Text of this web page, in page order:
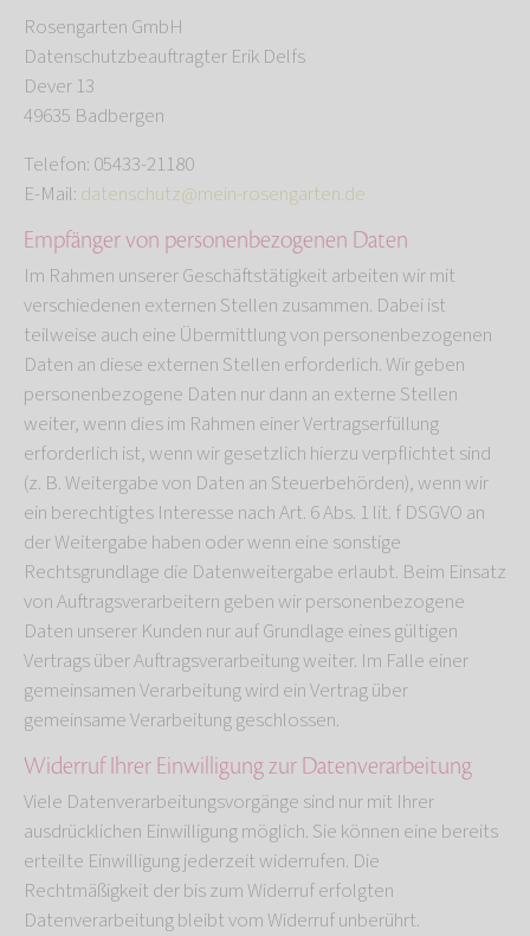
Rosengarten GmbH
Datenschutzbeauftragter Erik Delfs
Dever 13
49635 Badbergen
Telefon: 05433-21180
E-Mail: datenschutz@mein-rosengarten.de
Empfänger von personenbezogenen Daten
Im Rahmen unserer Geschäftstätigkeit arbeiten wir mit
verschiedenen externen Stellen zusammen. Dabei ist
teilweise auch eine Übermittlung von personenbezogenen
Daten an diese externen Stellen erforderlich. Wir geben
personenbezogene Daten nur dann an externe Stellen
weiter, wenn dies im Rahmen einer Vertragserfüllung
erforderlich ist, wenn wir gesetzlich hierzu verpflichtet sind
(z. B. Weitergabe von Daten an Steuerbehörden), wenn wir
ein berechtigtes Interesse nach Art. 6 Abs. 1 lit. f DSGVO an
der Weitergabe haben oder wenn eine sonstige
Rechtsgrundlage die Datenweitergabe erlaubt. Beim Einsatz
von Auftragsverarbeitern geben wir personenbezogene
Daten unserer Kunden nur auf Grundlage eines gültigen
Vertrags über Auftragsverarbeitung weiter. Im Falle einer
gemeinsamen Verarbeitung wird ein Vertrag über
gemeinsame Verarbeitung geschlossen.
Widerruf Ihrer Einwilligung zur Datenverarbeitung
Viele Datenverarbeitungsvorgänge sind nur mit Ihrer
ausdrücklichen Einwilligung möglich. Sie können eine bereits
erteilte Einwilligung jederzeit widerrufen. Die
Rechtmäßigkeit der bis zum Widerruf erfolgten
Datenverarbeitung bleibt vom Widerruf unberührt.